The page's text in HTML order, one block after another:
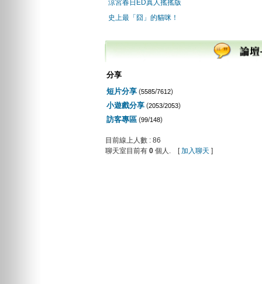
涼宮春日ED真人搖搖版
史上最「囧」的貓咪！
分享
短片分享 (5585/7612)
小遊戲分享 (2053/2053)
訪客專區 (99/148)
目前線上人數 : 86
聊天室目前有 0 個人. [加入聊天 ]